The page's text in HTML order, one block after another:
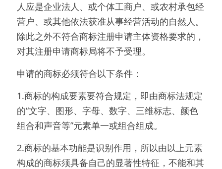
人应是企业法人、或个体工商户、或农村承包经
营户、或其他依法获准从事经营活动的自然人。
除此之外不符合商标注册申请主体资格要求的，
对其注册申请商标局将不予受理。
申请的商标必须符合以下条件：
1.商标的构成要素要符合规定，即由商标法规定
的“文字、图形、字母、数字、三维标志、颜色
组合和声音等”元素单一或组合组成。
2.商标的基本功能是识别作用，所以由以上元素
构成的商标须具备自己的显著性特征，不能和其